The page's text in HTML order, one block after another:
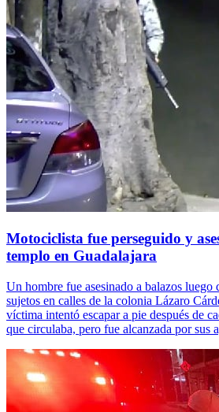
Motociclista fue perseguido y
templo en Guadalajara
Un hombre fue asesinado a balazos luego
sujetos en calles de la colonia Lázaro
víctima intentó escapar a pie después de
que circulaba, pero fue alcanzada por sus